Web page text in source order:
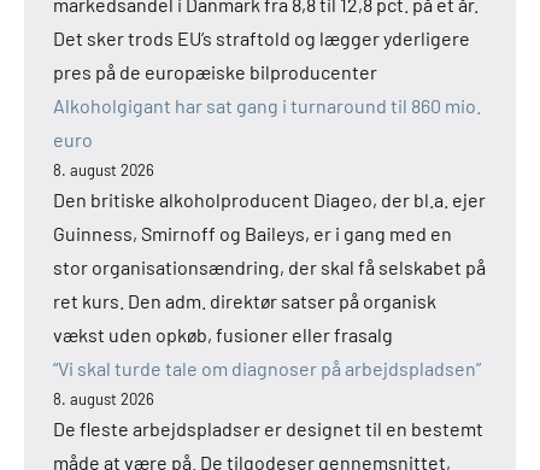
Det sker trods EU’s straftold og lægger yderligere
pres på de europæiske bilproducenter
Alkoholgigant har sat gang i turnaround til 860 mio.
euro
8. august 2026
Den britiske alkoholproducent Diageo, der bl.a. ejer
Guinness, Smirnoff og Baileys, er i gang med en
stor organisationsændring, der skal få selskabet på
ret kurs. Den adm. direktør satser på organisk
vækst uden opkøb, fusioner eller frasalg
“Vi skal turde tale om diagnoser på arbejdspladsen”
8. august 2026
De fleste arbejdspladser er designet til en bestemt
måde at være på. De tilgodeser gennemsnittet,